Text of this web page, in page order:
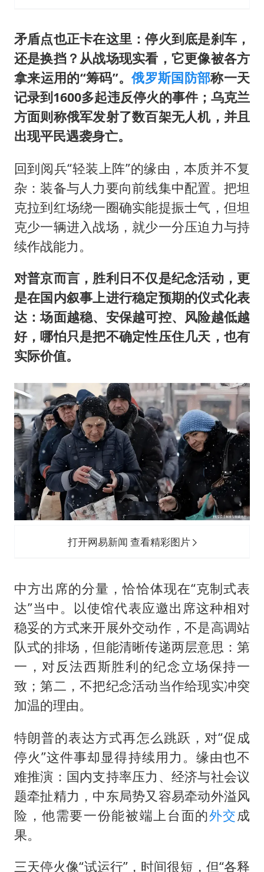
矛盾点也正卡在这里：停火到底是刹车，
还是换挡？从战场现实看，它更像被各方
拿来运用的“筹码”。俄罗斯国防部称一天
记录到1600多起违反停火的事件；乌克兰
方面则称俄军发射了数百架无人机，并且
出现平民遇袭身亡。
回到阅兵“轻装上阵”的缘由，本质并不复
杂：装备与人力要向前线集中配置。把坦
克拉到红场绕一圈确实能提振士气，但坦
克少一辆进入战场，就少一分压迫力与持
续作战能力。
对普京而言，胜利日不仅是纪念活动，更
是在国内叙事上进行稳定预期的仪式化表
达：场面越稳、安保越可控、风险越低越
好，哪怕只是把不确定性压住几天，也有
实际价值。
打开网易新闻 查看精彩图片
中方出席的分量，恰恰体现在“克制式表
达”当中。以使馆代表应邀出席这种相对
稳妥的方式来开展外交动作，不是高调站
队式的排场，但能清晰传递两层意思：第
一，对反法西斯胜利的纪念立场保持一
致；第二，不把纪念活动当作给现实冲突
加温的理由。
特朗普的表达方式再怎么跳跃，对“促成
停火”这件事却显得持续用力。缘由也不
难推演：国内支持率压力、经济与社会议
题牵扯精力，中东局势又容易牵动外溢风
险，他需要一份能被端上台面的外交成
果。
三天停火像“试运行”，时间很短，但“各释